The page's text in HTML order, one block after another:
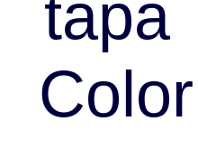
tapa
Color